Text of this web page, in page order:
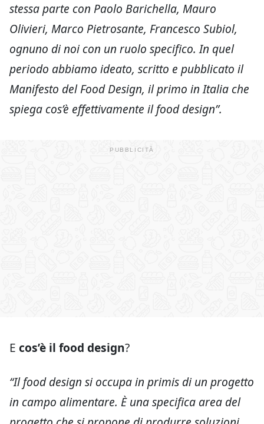
stessa parte con Paolo Barichella, Mauro
Olivieri, Marco Pietrosante, Francesco Subiol,
ognuno di noi con un ruolo specifico. In quel
periodo abbiamo ideato, scritto e pubblicato il
Manifesto del Food Design, il primo in Italia che
spiega cos’è effettivamente il food design”.
E cos’è il food design?
“Il food design si occupa in primis di un progetto
in campo alimentare. È una specifica area del